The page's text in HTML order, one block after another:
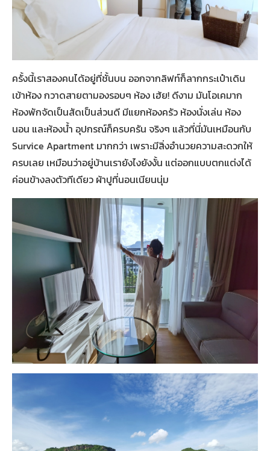
ครั้งนี้เราสองคนได้อยู่ที่ชั้นบน ออกจากลิฟท์ก็ลากกระเป๋าเดิน
เข้าห้อง กวาดสายตามองรอบๆ ห้อง เฮ้ย! ดีงาม มันโอเคมาก
ห้องพักจัดเป็นสัดเป็นส่วนดี มีแยกห้องครัว ห้องนั่งเล่น ห้อง
นอน และห้องน้ำ อุปกรณ์ก็ครบครัน จริงๆ แล้วที่นี่มันเหมือนกับ
Survice Apartment มากกว่า เพราะมีสิ่งอำนวยความสะดวกให้
ครบเลย เหมือนว่าอยู่บ้านเรายังไงยังงั้น แต่ออกแบบตกแต่งได้
ค่อนข้างลงตัวทีเดียว ผ้าปูที่นอนเนียนนุ่ม